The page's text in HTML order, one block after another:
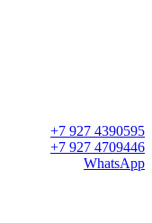
+7 927 4390595
+7 927 4709446
WhatsApp